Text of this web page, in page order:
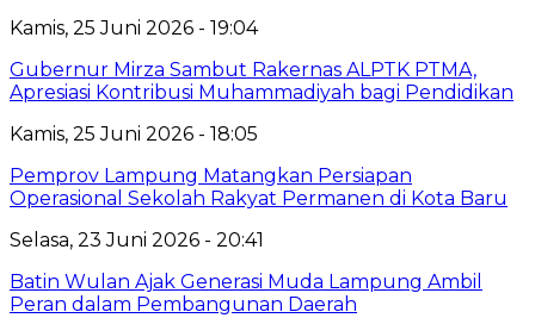
Kamis, 25 Juni 2026 - 19:04
Gubernur Mirza Sambut Rakernas ALPTK PTMA,
Apresiasi Kontribusi Muhammadiyah bagi Pendidikan
Kamis, 25 Juni 2026 - 18:05
Pemprov Lampung Matangkan Persiapan
Operasional Sekolah Rakyat Permanen di Kota Baru
Selasa, 23 Juni 2026 - 20:41
Batin Wulan Ajak Generasi Muda Lampung Ambil
Peran dalam Pembangunan Daerah